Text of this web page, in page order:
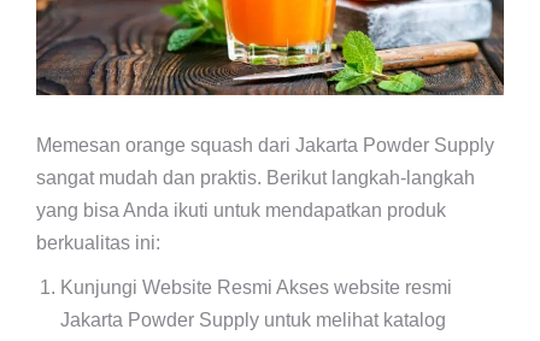
Memesan orange squash dari Jakarta Powder Supply
sangat mudah dan praktis. Berikut langkah-langkah
yang bisa Anda ikuti untuk mendapatkan produk
berkualitas ini:
Kunjungi Website Resmi Akses website resmi
Jakarta Powder Supply untuk melihat katalog